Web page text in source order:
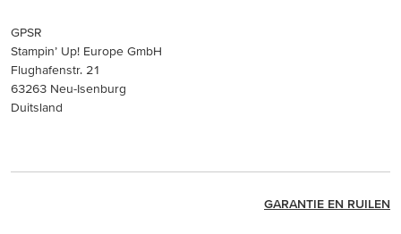
GPSR
Stampin’ Up! Europe GmbH
Flughafenstr. 21
63263 Neu-Isenburg
Duitsland
GARANTIE EN RUILEN